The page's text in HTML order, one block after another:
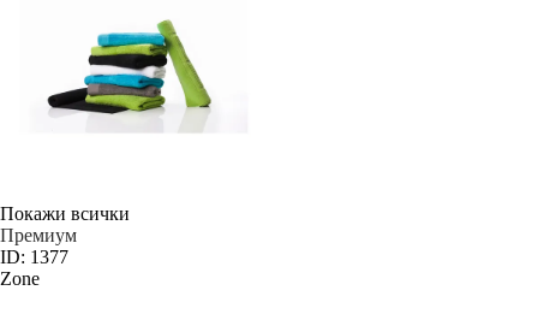
Покажи всички
Премиум
ID: 1377
Zone